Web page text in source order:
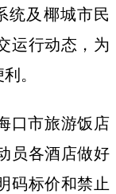
统及椰城市民
运行动态，为
便利。
口市旅游饭店
员各酒店做好
码标价和禁止